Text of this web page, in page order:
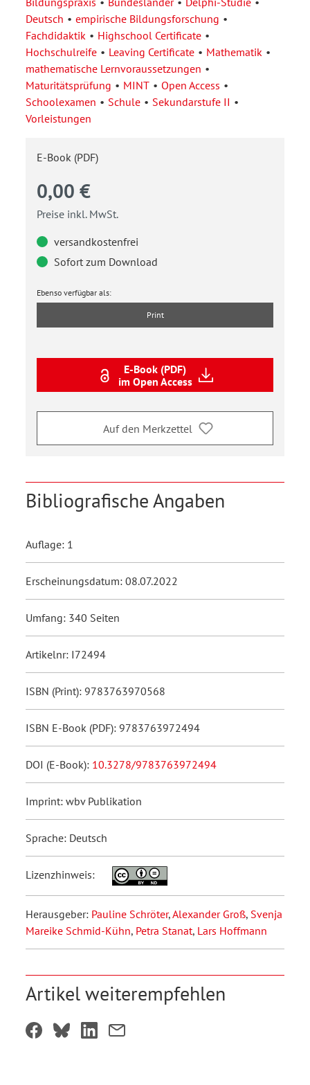
Deutsch
empirische Bildungsforschung
Fachdidaktik
Highschool Certificate
Hochschulreife
Leaving Certificate
Mathematik
mathematische Lernvoraussetzungen
Maturitätsprüfung
MINT
Open Access
Schoolexamen
Schule
Sekundarstufe II
Vorleistungen
E-Book (PDF)
0,00 €
Preise inkl. MwSt.
versandkostenfrei
Sofort zum Download
Ebenso verfügbar als:
Print
E-Book (PDF)
im Open Access
Auf den Merkzettel
Bibliografische Angaben
Auflage: 1
Erscheinungsdatum: 08.07.2022
Umfang: 340 Seiten
Artikelnr: I72494
ISBN (Print): 9783763970568
ISBN E-Book (PDF): 9783763972494
DOI (E-Book): 10.3278/9783763972494
Imprint: wbv Publikation
Sprache: Deutsch
Lizenzhinweis:
Herausgeber: Pauline Schröter,Alexander Groß, Svenja
Mareike Schmid-Kühn, Petra Stanat, Lars Hoffmann
Artikel weiterempfehlen